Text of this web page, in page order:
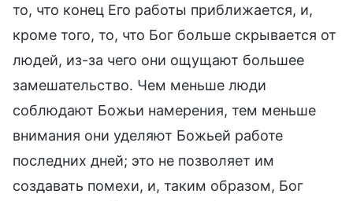
то, что конец Его работы приближается, и,
кроме того, то, что Бог больше скрывается от
людей, из-за чего они ощущают большее
замешательство. Чем меньше люди
соблюдают Божьи намерения, тем меньше
внимания они уделяют Божьей работе
последних дней; это не позволяет им
создавать помехи, и, таким образом, Бог